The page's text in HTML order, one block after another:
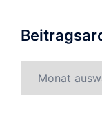
nach